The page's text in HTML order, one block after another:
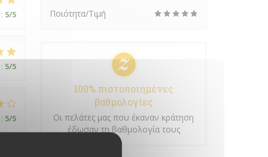
: 5/5
: 5/5
: 5/5
Ποιότητα/Τιμή
100% πιστοποιημένες
βαθμολογίες
Οι πελάτες μας που έκαναν κράτηση
έδωσαν τη βαθμολογία τους